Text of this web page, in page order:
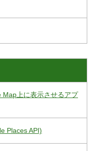
上に表示させるアプ
Places API)